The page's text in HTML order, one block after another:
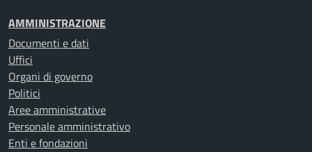
AMMINISTRAZIONE
Documenti e dati
Uffici
Organi di governo
Politici
Aree amministrative
Personale amministrativo
Enti e fondazioni